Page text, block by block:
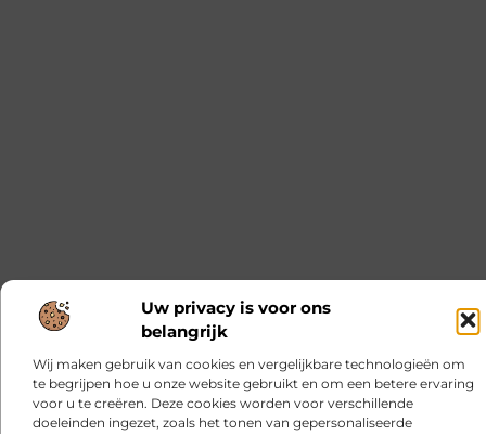
Uw privacy is voor ons
belangrijk
Wij maken gebruik van cookies en vergelijkbare technologieën om
te begrijpen hoe u onze website gebruikt en om een betere ervaring
voor u te creëren. Deze cookies worden voor verschillende
doeleinden ingezet, zoals het tonen van gepersonaliseerde